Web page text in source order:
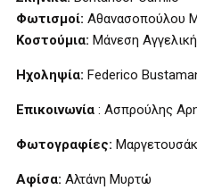
Φωτισμοί: Αθανασοπούλου
Κοστούμια: Μάνεση
Ηχοληψία: Federico
Επικοινωνία : Ασπρούλης
Φωτογραφίες:
Αφίσα: Αλτάνη Μυρτώ